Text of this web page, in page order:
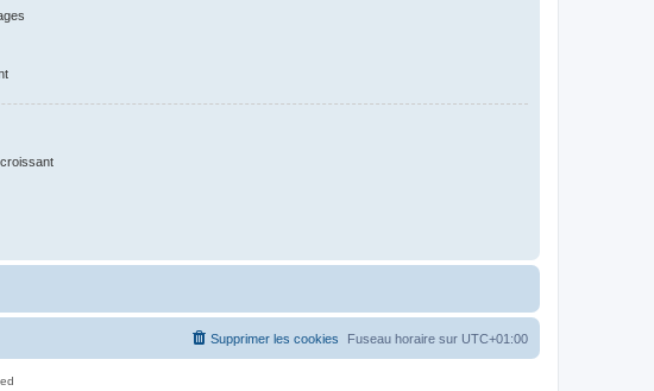
Fuseau horaire sur UTC+01:00
Supprimer les cookies